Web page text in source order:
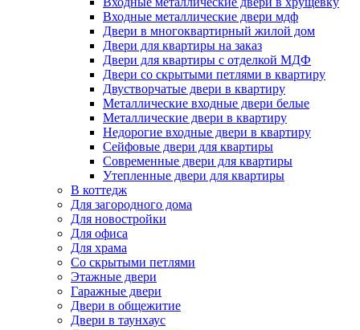
Входные металлические двери мдф
Двери в многоквартирный жилой дом
Двери для квартиры на заказ
Двери для квартиры с отделкой МДФ
Двери со скрытыми петлями в квартиру
Двустворчатые двери в квартиру
Металлические входные двери белые
Металлические двери в квартиру
Недорогие входные двери в квартиру
Сейфовые двери для квартиры
Современные двери для квартиры
Утепленные двери для квартиры
В коттедж
Для загородного дома
Для новостройки
Для офиса
Для храма
Со скрытыми петлями
Этажные двери
Гаражные двери
Двери в общежитие
Двери в таунхаус